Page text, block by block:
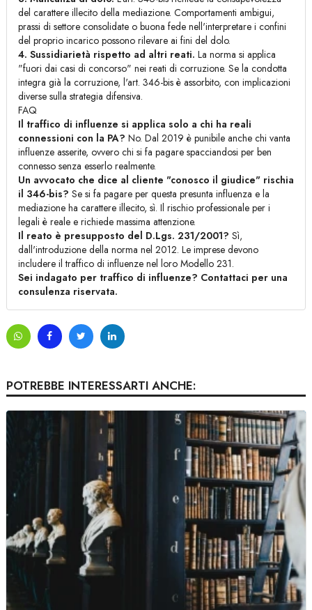
del carattere illecito della mediazione. Comportamenti ambigui,
prassi di settore consolidate o buona fede nell'interpretare i confini
del proprio incarico possono rilevare ai fini del dolo.
4. Sussidiarietà rispetto ad altri reati. La norma si applica
"fuori dai casi di concorso" nei reati di corruzione. Se la condotta
integra già la corruzione, l'art. 346-bis è assorbito, con implicazioni
diverse sulla strategia difensiva.
FAQ
Il traffico di influenze si applica solo a chi ha reali
connessioni con la PA? No. Dal 2019 è punibile anche chi vanta
influenze asserite, ovvero chi si fa pagare spacciandosi per ben
connesso senza esserlo realmente.
Un avvocato che dice al cliente "conosco il giudice" rischia
il 346-bis? Se si fa pagare per questa presunta influenza e la
mediazione ha carattere illecito, sì. Il rischio professionale per i
legali è reale e richiede massima attenzione.
Il reato è presupposto del D.Lgs. 231/2001? Sì,
dall'introduzione della norma nel 2012. Le imprese devono
includere il traffico di influenze nel loro Modello 231.
Sei indagato per traffico di influenze? Contattaci per una
consulenza riservata.
POTREBBE INTERESSARTI ANCHE: